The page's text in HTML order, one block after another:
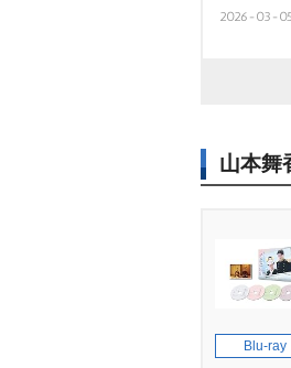
2026-03-
山本舞
Blu-ray